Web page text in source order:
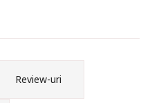
Review-uri